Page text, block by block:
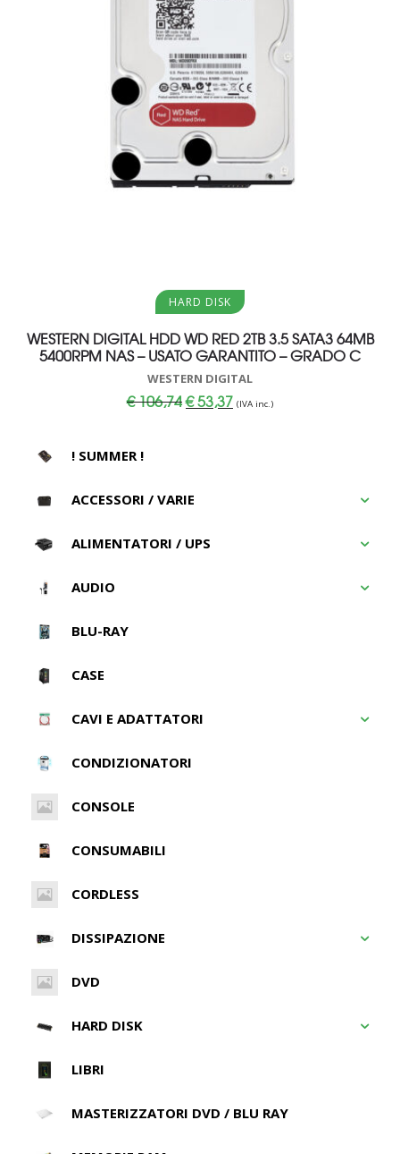
Aggiungi al carrello
HARD DISK
WESTERN DIGITAL HDD WD RED 2TB 3.5 SATA3 64MB
5400RPM NAS – USATO GARANTITO – GRADO C
WESTERN DIGITAL
€106,74Il
prezzo
€53,37Il
prezzo
(IVA inc.)
! SUMMER !
ACCESSORI / VARIE
ALIMENTATORI / UPS
AUDIO
BLU-RAY
CASE
CAVI E ADATTATORI
CONDIZIONATORI
CONSOLE
CONSUMABILI
CORDLESS
DISSIPAZIONE
DVD
HARD DISK
LIBRI
MASTERIZZATORI DVD / BLU RAY